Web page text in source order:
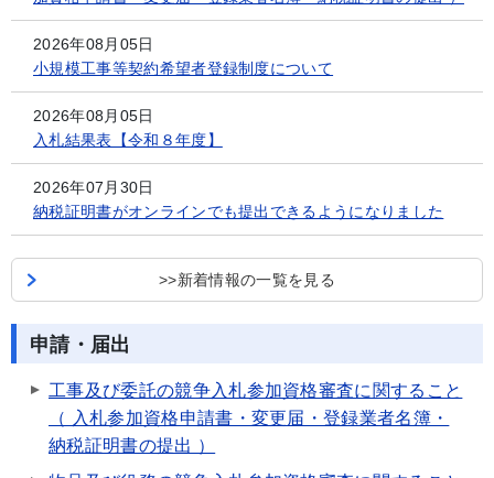
2026年08月05日
小規模工事等契約希望者登録制度について
2026年08月05日
入札結果表【令和８年度】
2026年07月30日
納税証明書がオンラインでも提出できるようになりました
>>新着情報の一覧を見る
申請・届出
工事及び委託の競争入札参加資格審査に関すること
（ 入札参加資格申請書・変更届・登録業者名簿・
納税証明書の提出 ）